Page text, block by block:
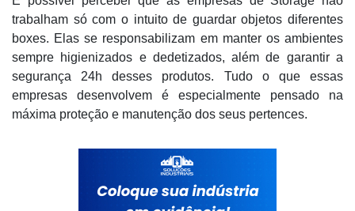
trabalham só com o intuito de guardar objetos diferentes
boxes. Elas se responsabilizam em manter os ambientes
sempre higienizados e dedetizados, além de garantir a
segurança 24h desses produtos. Tudo o que essas
empresas desenvolvem é especialmente pensado na
máxima proteção e manutenção dos seus pertences.